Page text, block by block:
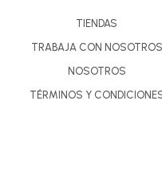
TIENDAS
TRABAJA CON NOSOTROS
NOSOTROS
TÉRMINOS Y